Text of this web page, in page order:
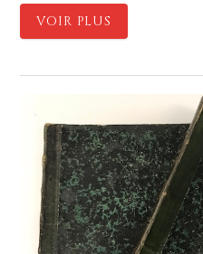
VOIR PLUS